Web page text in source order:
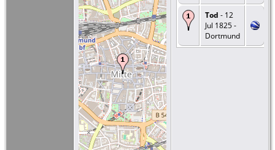
Tod - 12
Jul 1825 -
Dortmund